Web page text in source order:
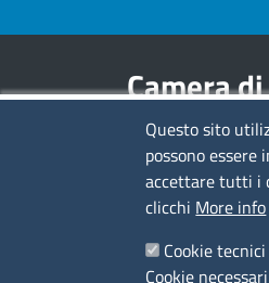
Camera
Contatti
Sede Legale
04100 (LT)
tel. 0773/6721
Sede di
Questo sito
possono
accettare tutti i
clicchi More info
Cookie tecnici
Cookie